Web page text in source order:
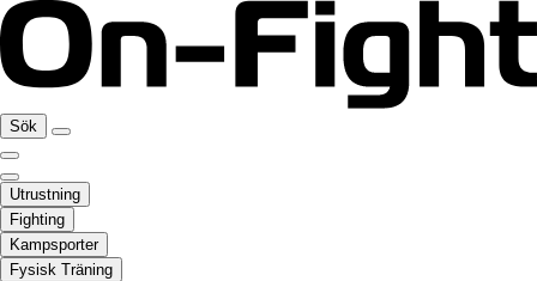
Sök
Utrustning
Fighting
Kampsporter
Fysisk Träning